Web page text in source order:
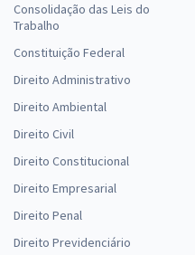
Consolidação das Leis do
Trabalho
Constituição Federal
Direito Administrativo
Direito Ambiental
Direito Civil
Direito Constitucional
Direito Empresarial
Direito Penal
Direito Previdenciário